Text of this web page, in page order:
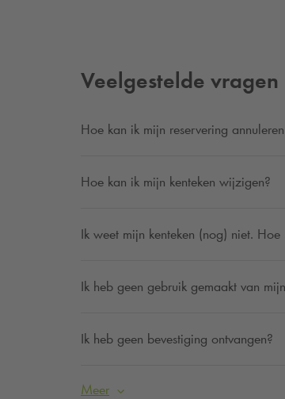
Veelgestelde vragen
Hoe kan ik mijn reservering
Hoe kan ik mijn kenteken wijzigen?
Ik weet mijn kenteken (nog) niet.
Ik heb geen gebruik gemaakt van
Ik heb geen bevestiging ontvangen?
Meer